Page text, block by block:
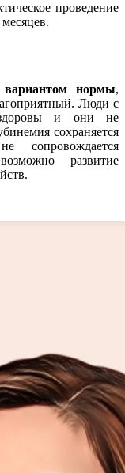
проведение
нормы,
Люди с
здоровы и они не
сохраняется
сопровождается
развитие